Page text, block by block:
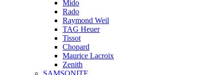
Mido
Rado
Raymond Weil
TAG Heuer
Tissot
Chopard
Maurice Lacroix
Zenith
SAMSONITE